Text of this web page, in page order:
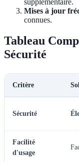
Mises à jour
connues.
Tableau
Sécurité
Critère
Sécurité
Facilité
d'usage